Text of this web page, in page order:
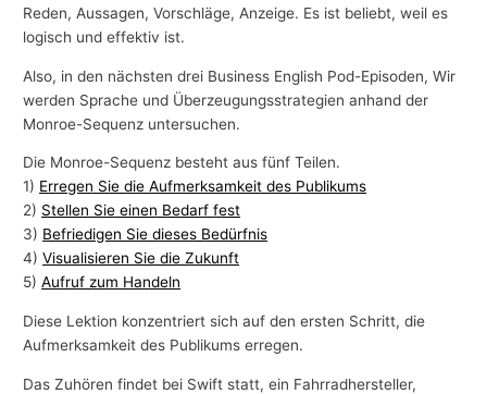
Reden, Aussagen, Vorschläge, Anzeige. Es ist beliebt, weil es
logisch und effektiv ist.
Also, in den nächsten drei Business English Pod-Episoden, Wir
werden Sprache und Überzeugungsstrategien anhand der
Monroe-Sequenz untersuchen.
Die Monroe-Sequenz besteht aus fünf Teilen.
1) Erregen Sie die Aufmerksamkeit des Publikums
2) Stellen Sie einen Bedarf fest
3) Befriedigen Sie dieses Bedürfnis
4)Visualisieren Sie die Zukunft
5)Aufruf zum Handeln
Diese Lektion konzentriert sich auf den ersten Schritt, die
Aufmerksamkeit des Publikums erregen.
Das Zuhören findet bei Swift statt, ein Fahrradhersteller,